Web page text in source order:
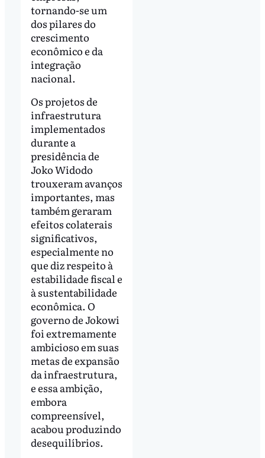
tornando-se um
dos pilares do
crescimento
econômico e da
integração
nacional.
Os projetos de
infraestrutura
implementados
durante a
presidência de
Joko Widodo
trouxeram avanços
importantes, mas
também geraram
efeitos colaterais
significativos,
especialmente no
que diz respeito à
estabilidade fiscal e
à sustentabilidade
econômica. O
governo de Jokowi
foi extremamente
ambicioso em suas
metas de expansão
da infraestrutura,
e essa ambição,
embora
compreensível,
acabou produzindo
desequilíbrios.